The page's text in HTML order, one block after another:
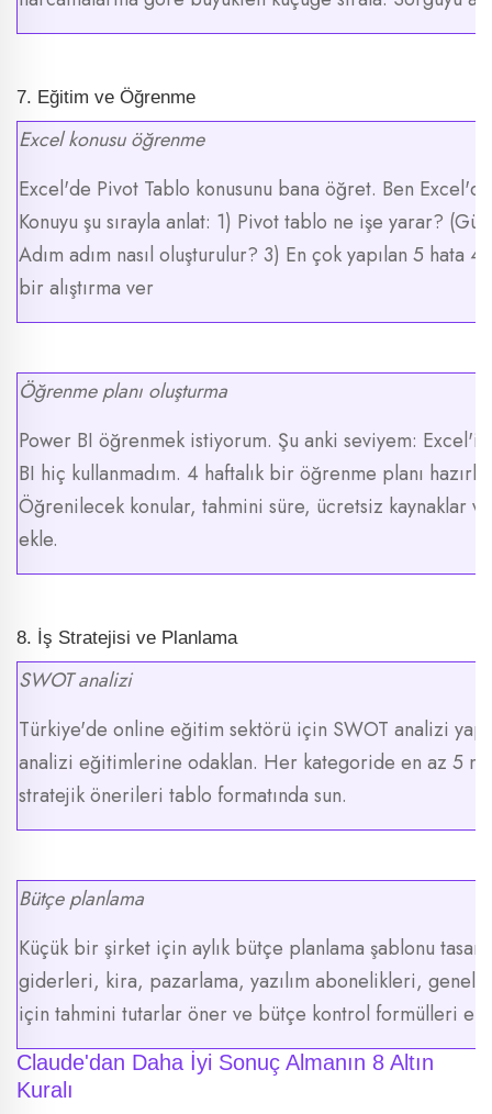
7. Eğitim ve Öğrenme
Excel konusu öğrenme
Excel'de Pivot Tablo konusunu bana öğret. Ben
Konuyu şu sırayla anlat: 1) Pivot tablo ne işe yarar?
Adım adım nasıl oluşturulur? 3) En çok yapılan 5 hata
bir alıştırma ver
Öğrenme planı oluşturma
Power BI öğrenmek istiyorum. Şu anki seviyem:
BI hiç kullanmadım. 4 haftalık bir öğrenme planı
Öğrenilecek konular, tahmini süre, ücretsiz kaynaklar
ekle.
8. İş Stratejisi ve Planlama
SWOT analizi
Türkiye'de online eğitim sektörü için SWOT analizi
analizi eğitimlerine odaklan. Her kategoride en az 5
stratejik önerileri tablo formatında sun.
Bütçe planlama
Küçük bir şirket için aylık bütçe planlama şablonu
giderleri, kira, pazarlama, yazılım abonelikleri, genel
için tahmini tutarlar öner ve bütçe kontrol formülleri
Claude'dan Daha İyi Sonuç Almanın 8 Altın
Kuralı